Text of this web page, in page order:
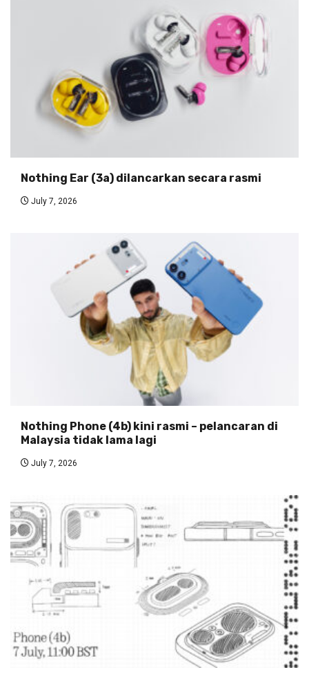
Nothing Ear (3a) dilancarkan secara rasmi
July 7, 2026
Nothing Phone (4b) kini rasmi – pelancaran di
Malaysia tidak lama lagi
July 7, 2026